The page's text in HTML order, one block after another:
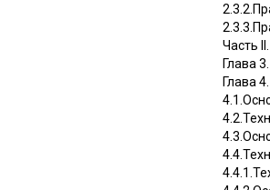
Часть
Глава
Глава